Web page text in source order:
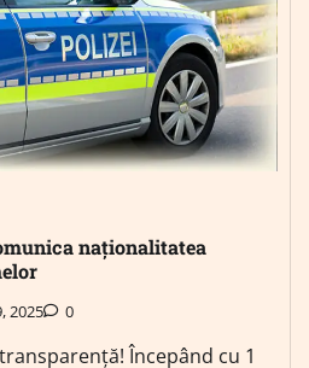
naționalitatea
2025 0
Începând cu 1